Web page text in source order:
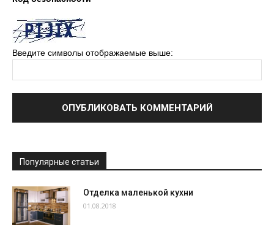
Введите символы отображаемые выше:
Популярные статьи
Отделка маленькой кухни
01.08.2018